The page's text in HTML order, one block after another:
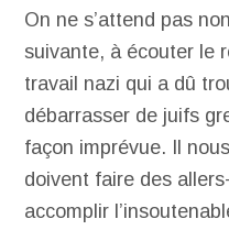
On ne s’attend pas
suivante, à écouter le
travail nazi qui a dû
débarrasser de juifs
façon imprévue. Il
doivent faire des
accomplir